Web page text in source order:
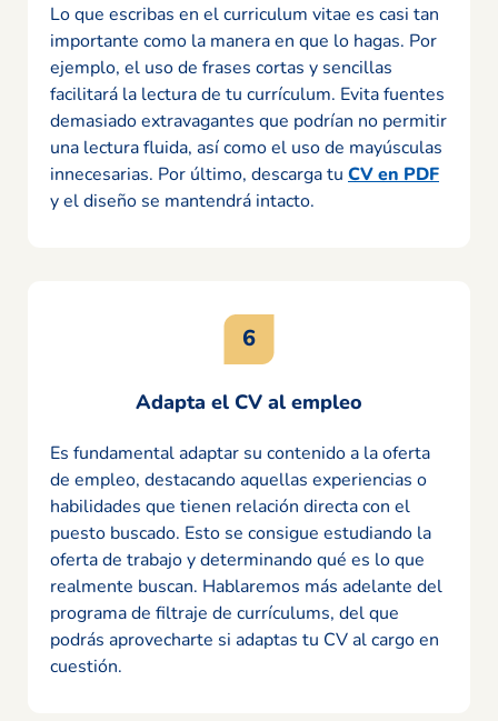
Lo que escribas en el curriculum vitae es casi tan
importante como la manera en que lo hagas. Por
ejemplo, el uso de frases cortas y sencillas
facilitará la lectura de tu currículum. Evita fuentes
demasiado extravagantes que podrían no permitir
una lectura fluida, así como el uso de mayúsculas
innecesarias. Por último, descarga tu CV en PDF
y el diseño se mantendrá intacto.
Adapta el CV al empleo
Es fundamental adaptar su contenido a la oferta
de empleo, destacando aquellas experiencias o
habilidades que tienen relación directa con el
puesto buscado. Esto se consigue estudiando la
oferta de trabajo y determinando qué es lo que
realmente buscan. Hablaremos más adelante del
programa de filtraje de currículums, del que
podrás aprovecharte si adaptas tu CV al cargo en
cuestión.